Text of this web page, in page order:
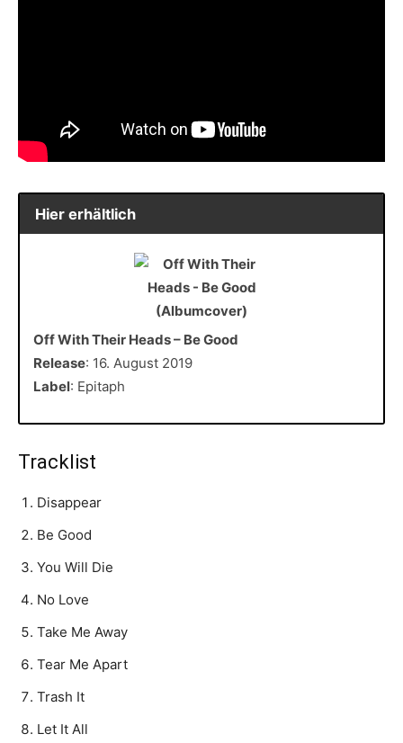
Hier erhältlich
Off With Their Heads – Be Good
Release: 16. August 2019
Label: Epitaph
Tracklist
Disappear
Be Good
You Will Die
No Love
Take Me Away
Tear Me Apart
Trash It
Let It All